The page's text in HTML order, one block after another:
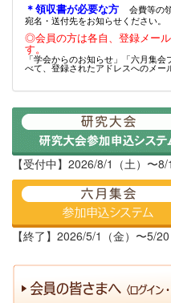
＊領収書が必要な方
会費等の
宛名・送付先をお知らせください。
◎会員の方は各自、登録メー
す。
「学会からのお知らせ」「六月集
べて、登録されたアドレスへのメー
【受付中】2026/8/1（土）〜8/
【終了】2026/5/1（金）〜5/20